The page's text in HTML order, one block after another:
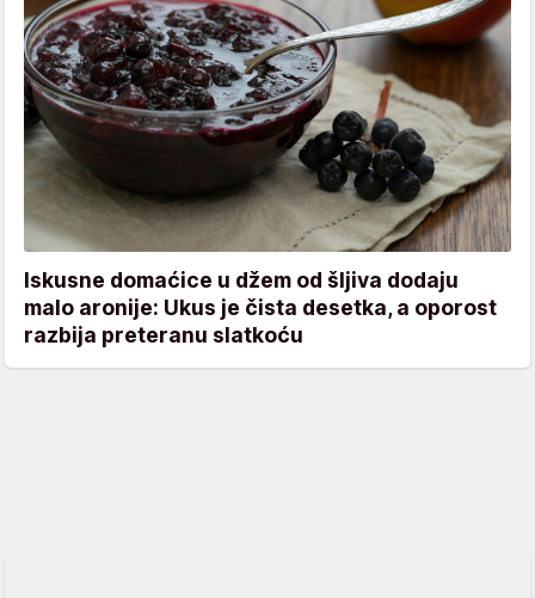
Iskusne domaćice u džem od šljiva dodaju
malo aronije: Ukus je čista desetka, a oporost
razbija preteranu slatkoću